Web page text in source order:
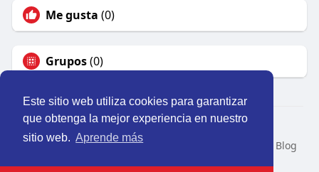
Este sitio web utiliza cookies para garantizar
que obtenga la mejor experiencia en nuestro
sitio web. Aprende más
Me gusta (0)
Grupos(0)
© 2026 Perú Activo
Inicio
Nosotros Contacto
Blog